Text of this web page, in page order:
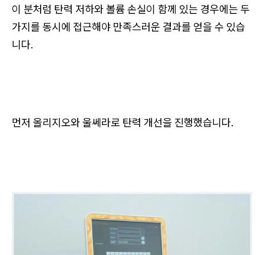
이 분처럼 탄력 저하와 볼륨 손실이 함께 있는 경우에는 두
가지를 동시에 접근해야 만족스러운 결과를 얻을 수 있습
니다.
먼저 올리지오와 울쎄라로 탄력 개선을 진행했습니다.